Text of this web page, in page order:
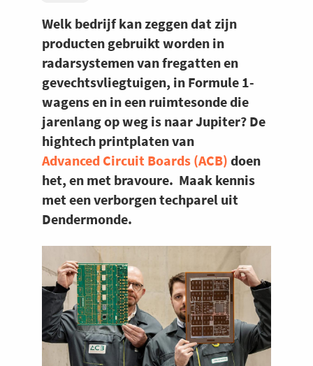
Welk bedrijf kan zeggen dat zijn
producten gebruikt worden in
radarsystemen van fregatten en
gevechtsvliegtuigen, in Formule 1-
wagens en in een ruimtesonde die
jarenlang op weg is naar Jupiter? De
hightech printplaten van
Advanced Circuit Boards (ACB) doen
het, en met bravoure. Maak kennis
met een verborgen techparel uit
Dendermonde.